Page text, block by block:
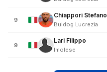
9
Chiappori Stefano
Buldog Lucrezia
9
Lari Filippo
Imolese